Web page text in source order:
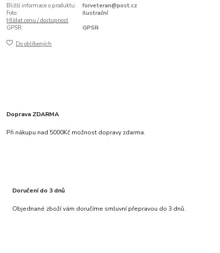
Bližší informace o produktu:
forveteran@post.cz
Foto:
ilustrační
Hlídat cenu / dostupnost
GPSR:
GPSR
Do oblíbených
Doprava ZDARMA
Při nákupu nad 5000Kč možnost dopravy zdarma.
Doručení do 3 dnů
Objednané zboží vám doručíme smluvní přepravou do 3 dnů.